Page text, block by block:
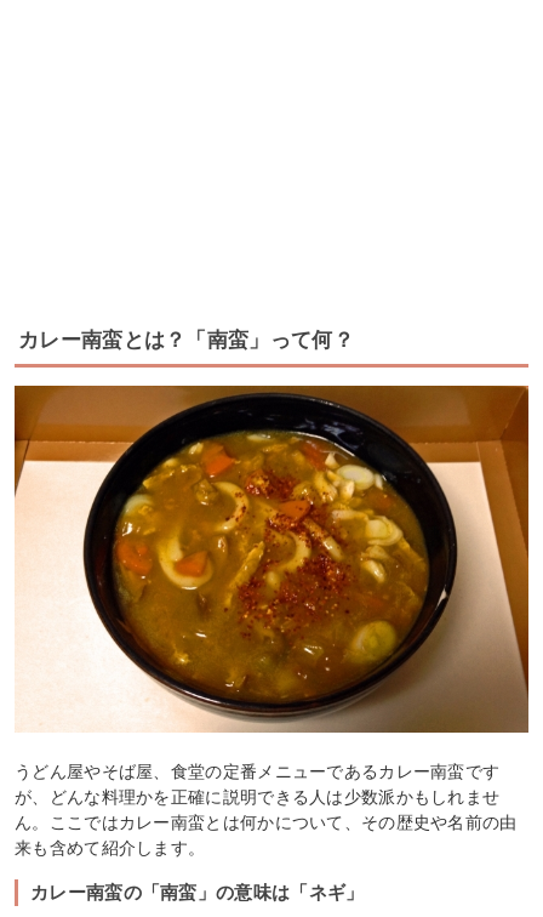
カレー南蛮とは？「南蛮」って何？
うどん屋やそば屋、食堂の定番メニューであるカレー南蛮です
が、どんな料理かを正確に説明できる人は少数派かもしれませ
ん。ここではカレー南蛮とは何かについて、その歴史や名前の由
来も含めて紹介します。
カレー南蛮の「南蛮」の意味は「ネギ」